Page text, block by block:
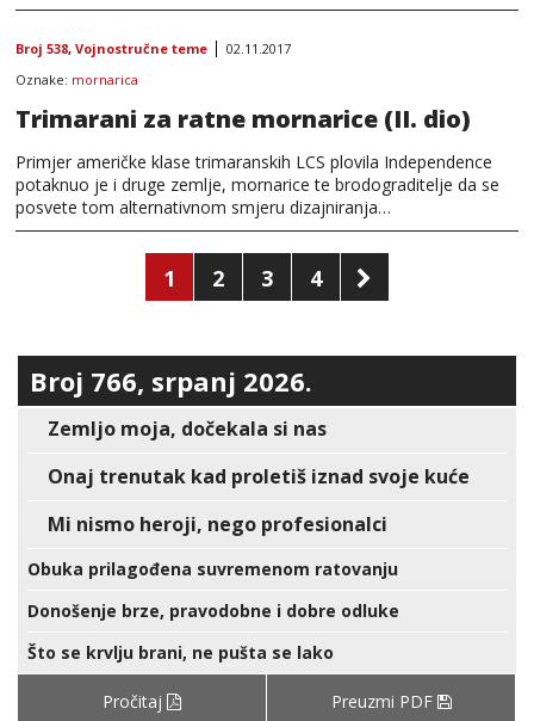
Broj 538, Vojnostručne teme
02.11.2017
Oznake: mornarica
Trimarani za ratne mornarice (II. dio)
Primjer američke klase trimaranskih LCS plovila Independence
potaknuo je i druge zemlje, mornarice te brodograditelje da se
posvete tom alternativnom smjeru dizajniranja…
stranica
objava
1 2 3 4
Broj 766, srpanj 2026.
Zemljo moja, dočekala si nas
Onaj trenutak kad proletiš iznad svoje kuće
Mi nismo heroji, nego profesionalci
Obuka prilagođena suvremenom ratovanju
Donošenje brze, pravodobne i dobre odluke
Što se krvlju brani, ne pušta se lako
Pročitaj Preuzmi PDF